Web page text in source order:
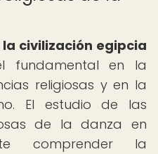
civilización egipcia
fundamental en la
religiosas y en la
El estudio de las
de la danza en
comprender la